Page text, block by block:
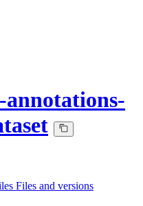
annotations-
Files and versions